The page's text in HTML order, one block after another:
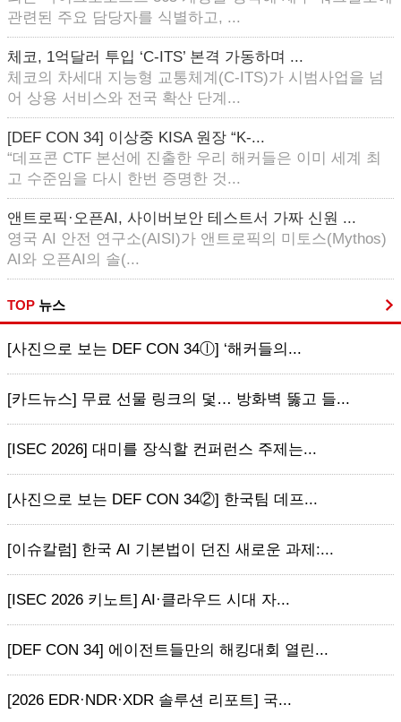
관련된 주요 담당자를 식별하고, ...
체코, 1억달러 투입 ‘C-ITS’ 본격 가동하며 ...
체코의 차세대 지능형 교통체계(C-ITS)가 시범사업을 넘
어 상용 서비스와 전국 확산 단계...
[DEF CON 34] 이상중 KISA 원장 “K-...
“데프콘 CTF 본선에 진출한 우리 해커들은 이미 세계 최
고 수준임을 다시 한번 증명한 것...
앤트로픽·오픈AI, 사이버보안 테스트서 가짜 신원 ...
영국 AI 안전 연구소(AISI)가 앤트로픽의 미토스(Mythos)
AI와 오픈AI의 솔(...
TOP 뉴스
[사진으로 보는 DEF CON 34ⓛ] ‘해커들의...
[카드뉴스] 무료 선물 링크의 덫… 방화벽 뚫고 들...
[ISEC 2026] 대미를 장식할 컨퍼런스 주제는...
[사진으로 보는 DEF CON 34②] 한국팀 데프...
[이슈칼럼] 한국 AI 기본법이 던진 새로운 과제:...
[ISEC 2026 키노트] AI·클라우드 시대 자...
[DEF CON 34] 에이전트들만의 해킹대회 열린...
[2026 EDR·NDR·XDR 솔루션 리포트] 국...